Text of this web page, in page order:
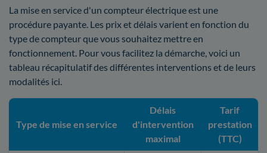
La mise en service d'un compteur électrique est une
procédure payante. Les prix et délais varient en fonction du
type de compteur que vous souhaitez mettre en
fonctionnement. Pour vous facilitez la démarche, voici un
tableau récapitulatif des différentes interventions et de leurs
modalités ici.
Type de mise en service
Délais
d'intervention
maximal
Tarif
prestation
(TTC)